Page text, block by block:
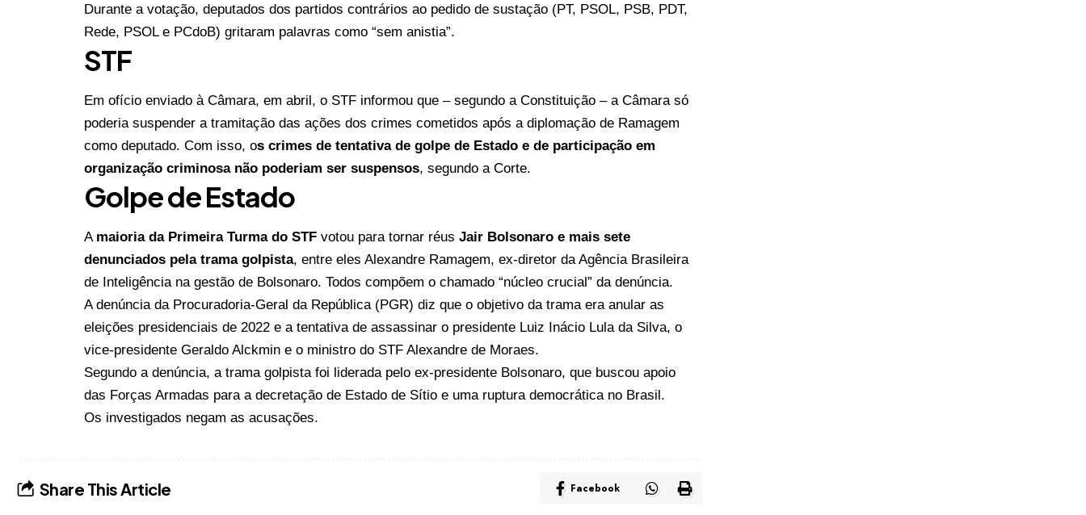
Durante a votação, deputados dos partidos contrários ao pedido de sustação (PT, PSOL, PSB, PDT,
Rede, PSOL e PCdoB) gritaram palavras como “sem anistia”.
STF
Em ofício enviado à Câmara, em abril, o STF informou que – segundo a Constituição – a Câmarasó
poderia suspender a tramitação das ações dos crimes cometidos após a diplomação de Ramagem
como deputado. Com isso, os crimes de tentativa de golpe de Estado e de participação em
organização criminosa não poderiam ser suspensos, segundo a Corte.
Golpe de Estado
A maioria da Primeira Turma do STF votou para tornar réus Jair Bolsonaro e mais sete
denunciados pela trama golpista, entre eles Alexandre Ramagem, ex-diretor da Agência Brasileira
de Inteligência na gestão de Bolsonaro. Todos compõem o chamado “núcleo crucial” da denúncia.
A denúncia da Procuradoria-Geral da República (PGR) diz que o objetivo da trama era anular as
eleições presidenciais de 2022 e a tentativa de assassinar o presidente Luiz Inácio Lula da Silva, o
vice-presidente Geraldo Alckmin e o ministro do STF Alexandre de Moraes.
Segundo a denúncia, a trama golpista foi liderada pelo ex-presidente Bolsonaro, que buscou apoio
das Forças Armadas para a decretação de Estado de Sítio e uma ruptura democrática no Brasil.
Os investigados negam as acusações.
Share This Article Facebook